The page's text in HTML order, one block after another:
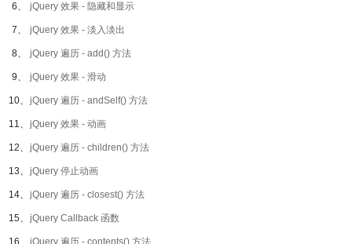
6、 jQuery 效果 - 隐藏和显示
7、 jQuery 效果 - 淡入淡出
8、 jQuery 遍历 - add() 方法
9、 jQuery 效果 - 滑动
10、 jQuery 遍历 - andSelf() 方法
11、 jQuery 效果 - 动画
12、 jQuery 遍历 - children() 方法
13、 jQuery 停止动画
14、 jQuery 遍历 - closest() 方法
15、 jQuery Callback 函数
16、 jQuery 遍历 - contents() 方法